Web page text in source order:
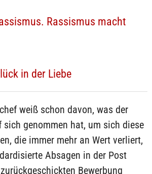
Rassismus macht
in der Liebe
weiß schon davon, was der
sich genommen hat, um sich diese
die immer mehr an Wert verliert,
Absagen in der Post
Bewerbung